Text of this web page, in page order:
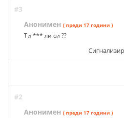
#3
Анонимен ( преди 17 години )
Ти *** ли си ??
#2
Анонимен ( преди 17 години )